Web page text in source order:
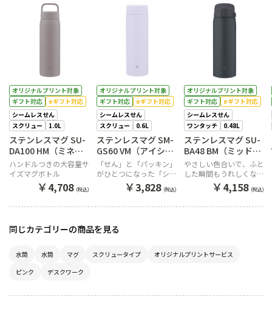
オリジナルプリント対象
ギフト対応
eギフト対応
シームレスせん
スクリュー
1.0L
ステンレスマグ SU-
DA100 HM（ミネラ
ルグレー）
ハンドルつきの大容量サ
イズマグボトル
￥4,708 (税込)
オリジナルプリント対象
ギフト対応
eギフト対応
シームレスせん
スクリュー
0.6L
ステンレスマグ SM-
GS60 VM（アイシー
パープル）
「せん」と「パッキン」
がひとつになった「シー
ムレスせん」を搭載。ふ
だん使いの”ちょっと大
￥3,828 (税込)
オリジナルプリント対象
ギフト対応
eギフト対応
シームレスせん
ワンタッチ
0.48L
ステンレスマグ SU-
BA48 BM（ミッドナ
イトブラック）
やさしい色合いで、ふと
した瞬間もうれしくなる
ワタシにちょうどいいワ
ンタッチマグ。
￥4,158 (税込)
同じカテゴリーの商品を見る
水筒 水筒 マグ スクリュータイプ
オリジナルプリントサービス
ピンク
デスクワーク